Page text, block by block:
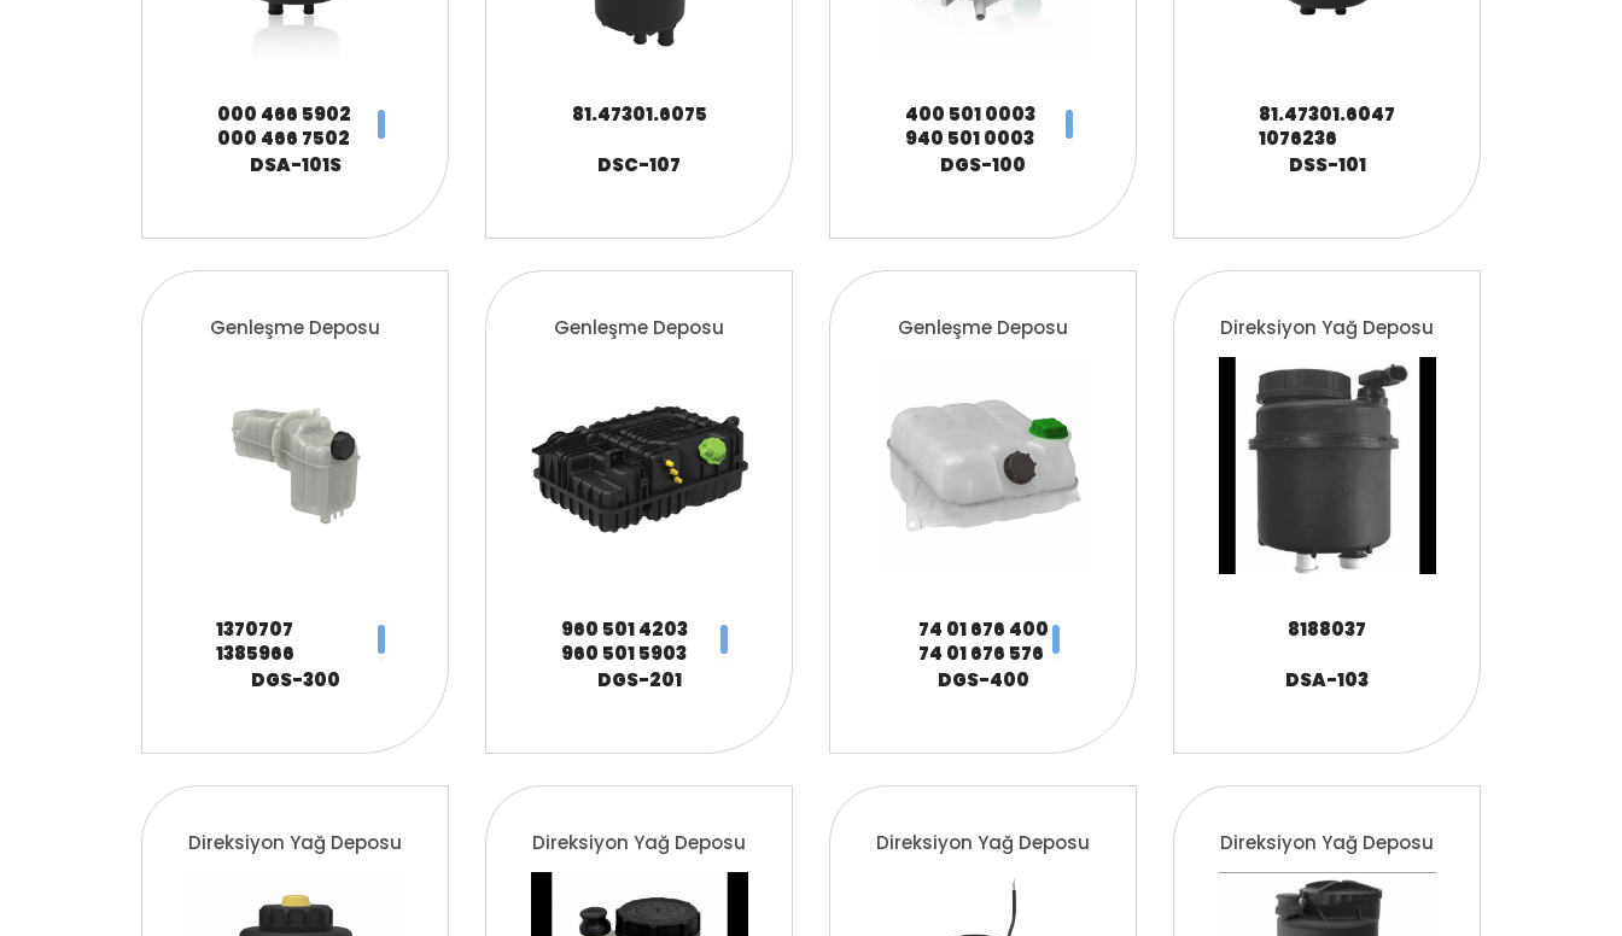
000 466 5902
000 466 7502
000 466 8502
A000 466 8502
DSA-101S
81.47301.6075
DSC-107
400 501 0003
940 501 0003
A940 501 0003
DGS-100
81.47301.6047
1076236
DSS-101
Genleşme Deposu
1370707
1385966
1421090
1894478
DGS-300
Genleşme Deposu
960 501 4203
960 501 5903
A960 501 4303
960 501 4203
960 501 4103
A960 501 4103
A960 501 8003
DGS-201
Genleşme Deposu
74 01 676 400
74 01 676 576
1676400
DGS-400
Direksiyon Yağ Deposu
8188037
DSA-103
Direksiyon Yağ Deposu Direksiyon Yağ Deposu Direksiyon Yağ Deposu Direksiyon Yağ Deposu